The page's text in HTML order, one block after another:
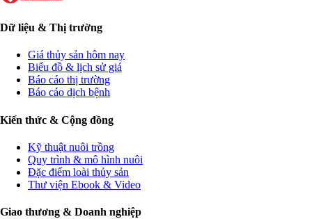
Dữ liệu & Thị trường
Giá thủy sản hôm nay
Biểu đồ & lịch sử giá
Báo cáo thị trường
Báo cáo dịch bệnh
Kiến thức & Cộng đồng
Kỹ thuật nuôi trồng
Quy trình & mô hình nuôi
Đặc điểm loài thủy sản
Thư viện Ebook & Video
Giao thương & Doanh nghiệp